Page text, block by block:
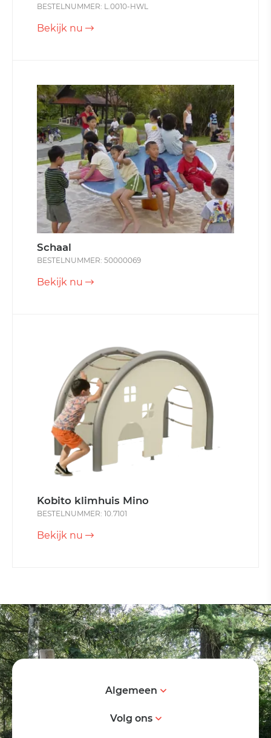
BESTELNUMMER: L.0010-HWL
Bekijk nu
Schaal
BESTELNUMMER: 50000069
Bekijk nu
Kobito klimhuis Mino
BESTELNUMMER: 10.7101
Bekijk nu
Algemeen
Volg ons